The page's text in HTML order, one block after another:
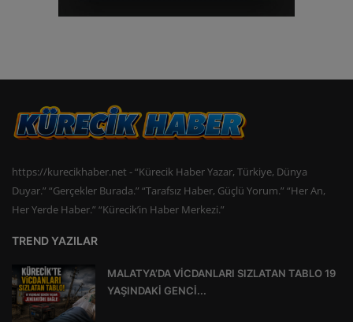
https://kurecikhaber.net - “Kürecik Haber Yazar, Türkiye, Dünya
Duyar.” “Gerçekler Burada.” “Tarafsız Haber, Güçlü Yorum.” “Her An,
Her Yerde Haber.” “Kürecik’in Haber Merkezi.”
TREND YAZILAR
MALATYA’DA VİCDANLARI SIZLATAN TABLO 19
YAŞINDAKİ GENCİ...